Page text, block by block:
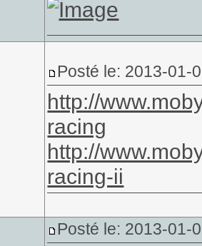
Posté le: 2013-01-
http://
racing
http://
racing-ii
Posté le: 2013-01-